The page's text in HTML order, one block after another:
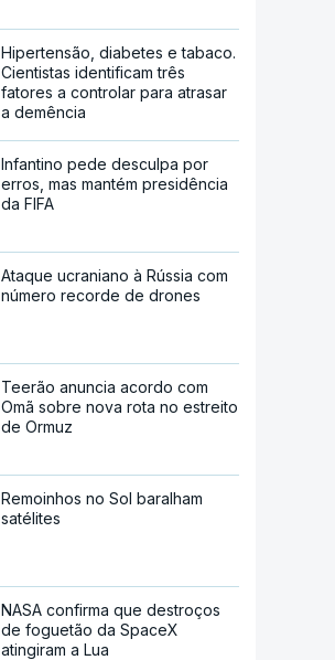
Hipertensão, diabetes e tabaco.
Cientistas identificam três
fatores a controlar para atrasar
a demência
Infantino pede desculpa por
erros, mas mantém presidência
da FIFA
Ataque ucraniano à Rússia com
número recorde de drones
Teerão anuncia acordo com
Omã sobre nova rota no estreito
de Ormuz
Remoinhos no Sol baralham
satélites
NASA confirma que destroços
de foguetão da SpaceX
atingiram a Lua